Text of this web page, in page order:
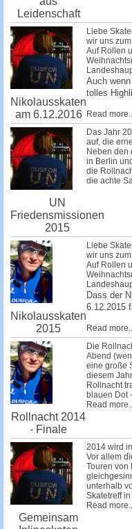
Leidenschaft
Nikolausskaten
am 6.12.2016
Liebe
wir uns
Auf Rollen
Auch
tolles
Read
UN
Friedensmissionen
2015
Das Jahr
auf, die
Neben den
in Berlin
die
die achte
Nikolausskaten
2015
Liebe
wir uns
Auf Rollen
Dass der
6.12.2015
Read
Rollnacht 2014
- Finale
Die
Abend
eine große
diesem
Rollnacht
blauen Dot
Read
Gemeinsam
2014 wird
Vor allem
Touren von
unterhalb
Skatetreff
Read